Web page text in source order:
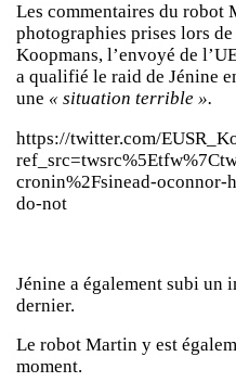
Les commentaires du robot
photographies prises lors
Koopmans, l’envoyé de
a qualifié le raid de Jénine
une « situation terrible ».
https://twitter.com/
cronin%2Fsinead-oconnor-
do-not
Jénine a également subi un
dernier.
Le robot Martin y est
moment.